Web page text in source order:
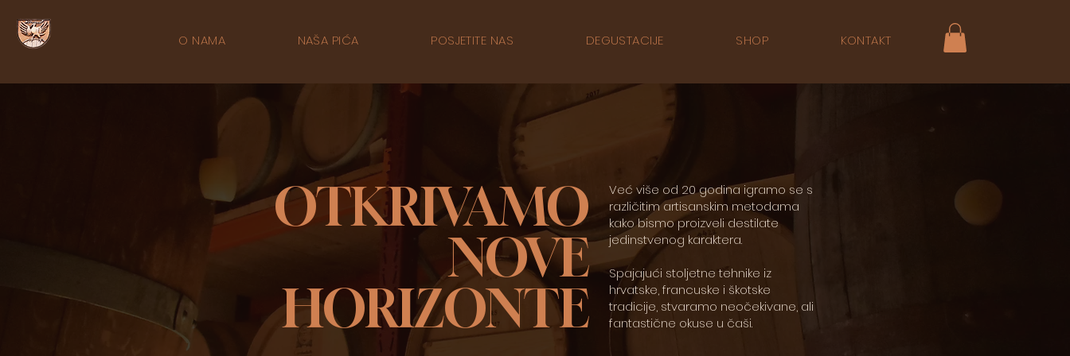
O NAMA NAŠA PIĆA POSJETITE NAS DEGUSTACIJE SHOP KONTAKT
OTKRIVAMO
NOVE
HORIZONTE
Već više od 20 godina igramo se s
različitim artisanskim metodama
kako bismo proizveli destilate
jedinstvenog karaktera.
Spajajući stoljetne tehnike iz
hrvatske, francuske i škotske
tradicije, stvaramo neočekivane, ali
fantastične okuse u čaši.